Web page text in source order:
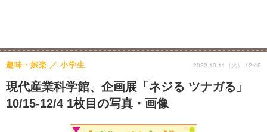
現代産業科学館、企画展「ネジる ツナガる」
10/15-12/4 1枚目の写真・画像
趣味・娯楽 小学生 2022.10.11（火） 12:45